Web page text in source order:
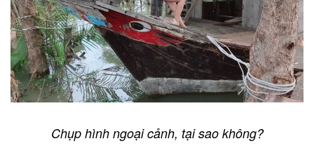
Chụp hình ngoại cảnh, tại sao không?